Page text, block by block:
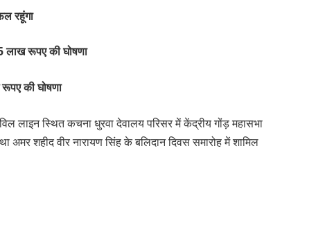
रहूंगा
लाख रूपए की घोषणा
रूपए की घोषणा
लाइन स्थित कचना धुरवा देवालय परिसर में केंद्रीय गोंड़ महासभा
अमर शहीद वीर नारायण सिंह के बलिदान दिवस समारोह में शामिल